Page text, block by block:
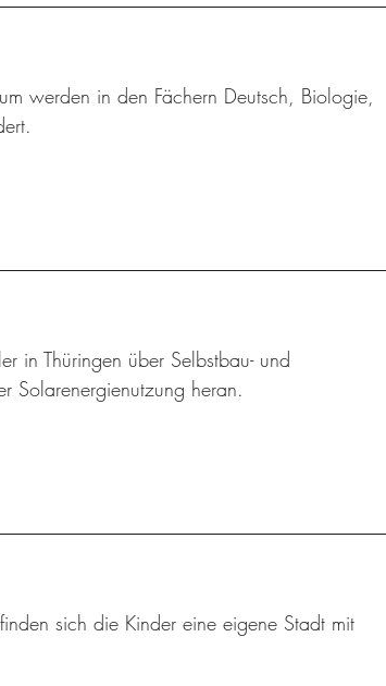
werden in den Fächern Deutsch, Biologie,
in Thüringen über Selbstbau- und
Solarenergienutzung heran.
sich die Kinder eine eigene Stadt mit